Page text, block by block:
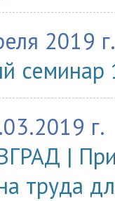
2019 г.
семинар
г.
|
труда